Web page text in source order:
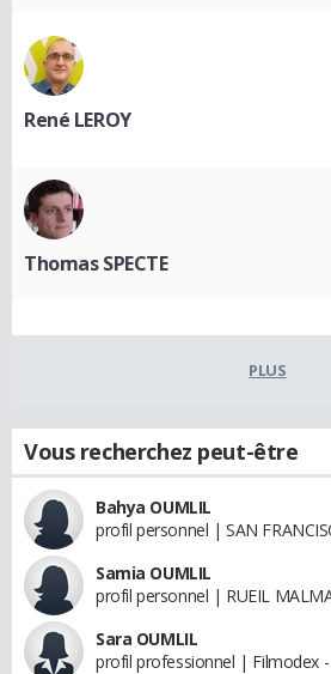
René LEROY
Thomas SPECTE
PLUS
Vous recherchez peut-être
Bahya OUMLIL
profil personnel | SAN
Samia OUMLIL
profil personnel | RUEIL
Sara OUMLIL
profil professionnel | Filmodex -